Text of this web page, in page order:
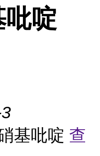
啶
基吡啶 查